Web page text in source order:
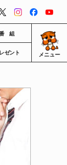
組
ゼント メニュー